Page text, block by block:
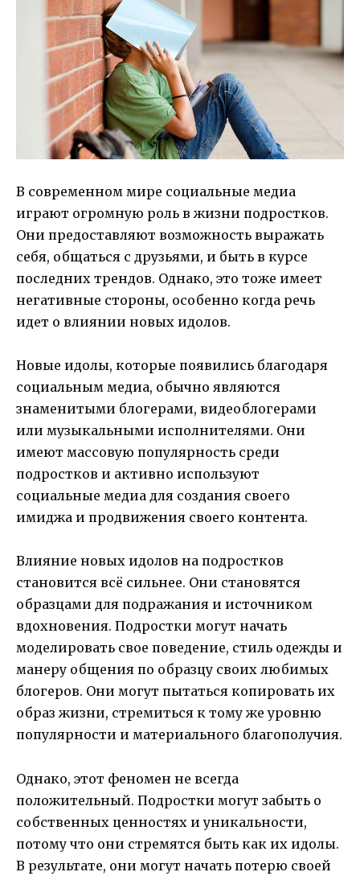
В современном мире социальные медиа
играют огромную роль в жизни подростков.
Они предоставляют возможность выражать
себя, общаться с друзьями, и быть в курсе
последних трендов. Однако, это тоже имеет
негативные стороны, особенно когда речь
идет о влиянии новых идолов.
Новые идолы, которые появились благодаря
социальным медиа, обычно являются
знаменитыми блогерами, видеоблогерами
или музыкальными исполнителями. Они
имеют массовую популярность среди
подростков и активно используют
социальные медиа для создания своего
имиджа и продвижения своего контента.
Влияние новых идолов на подростков
становится всё сильнее. Они становятся
образцами для подражания и источником
вдохновения. Подростки могут начать
моделировать свое поведение, стиль одежды и
манеру общения по образцу своих любимых
блогеров. Они могут пытаться копировать их
образ жизни, стремиться к тому же уровню
популярности и материального благополучия.
Однако, этот феномен не всегда
положительный. Подростки могут забыть о
собственных ценностях и уникальности,
потому что они стремятся быть как их идолы.
В результате, они могут начать потерю своей